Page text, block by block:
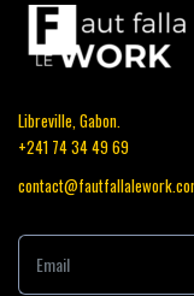
Libreville, Gabon.
+241 74 34 49 69
E